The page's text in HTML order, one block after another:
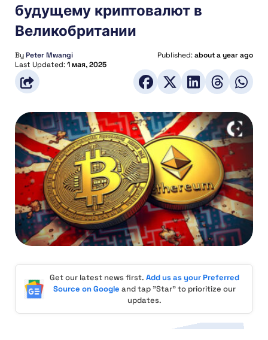
будущему криптовалют в
Великобритании
ByPeter Mwangi Published:about a year ago
Last Updated:1 мая, 2025
Get our latest news first. Add us as your Preferred
Source on Google and tap "Star" to prioritize our
updates.